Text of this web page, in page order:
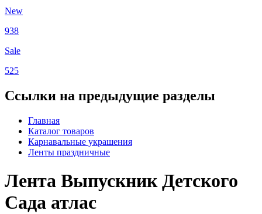
New
938
Sale
525
Ссылки на предыдущие разделы
Главная
Каталог товаров
Карнавальные украшения
Ленты праздничные
Лента Выпускник Детского
Сада атлас